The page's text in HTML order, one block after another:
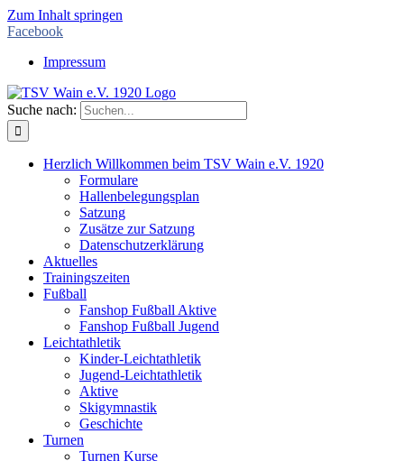
Zum Inhalt springen
Facebook
Impressum
Suche nach:
Herzlich Willkommen beim TSV Wain e.V. 1920
Formulare
Hallenbelegungsplan
Satzung
Zusätze zur Satzung
Datenschutzerklärung
Aktuelles
Trainingszeiten
Fußball
Fanshop Fußball Aktive
Fanshop Fußball Jugend
Leichtathletik
Kinder-Leichtathletik
Jugend-Leichtathletik
Aktive
Skigymnastik
Geschichte
Turnen
Turnen Kurse